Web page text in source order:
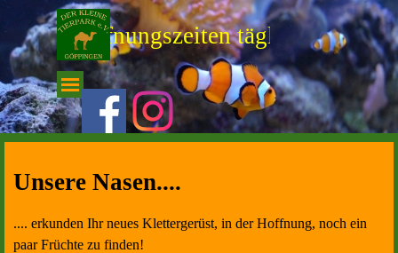
Direkt zum Seiteninhalt
-- Öffnungszeiten täglich von
Menü überspringen
Unsere Nasen....
.... erkunden Ihr neues Klettergerüst, in der Hoffnung, noch ein
paar Früchte zu finden!